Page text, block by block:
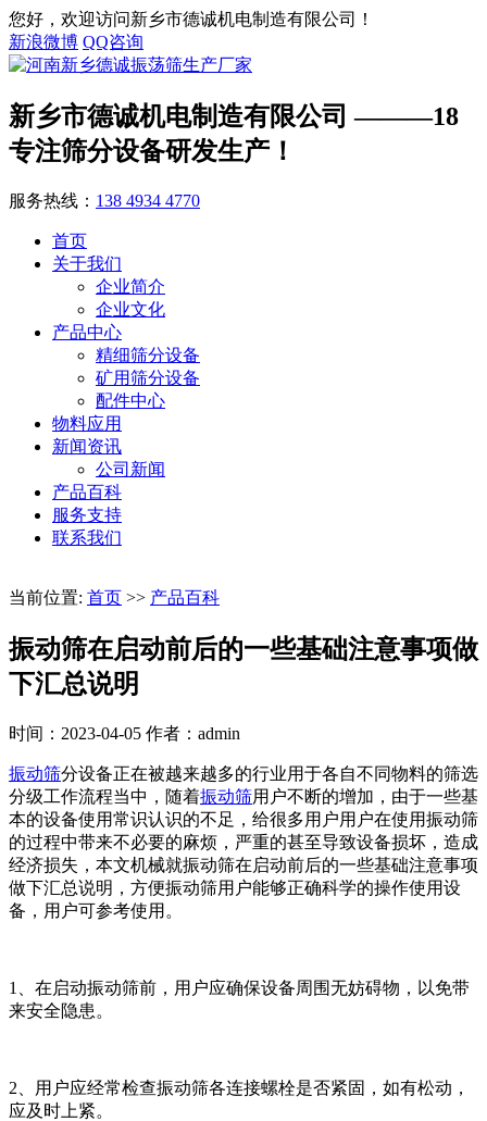
您好，欢迎访问新乡市德诚机电制造有限公司！
新浪微博 QQ咨询
新乡市德诚机电制造有限公司 ———18
专注筛分设备研发生产！
服务热线： 138 4934 4770
首页
关于我们
企业简介
企业文化
产品中心
精细筛分设备
矿用筛分设备
配件中心
物料应用
新闻资讯
公司新闻
产品百科
服务支持
联系我们
当前位置: 首页 >> 产品百科
振动筛在启动前后的一些基础注意事项做
下汇总说明
时间：2023-04-05 作者：admin
振动筛分设备正在被越来越多的行业用于各自不同物料的筛选
分级工作流程当中，随着振动筛用户不断的增加，由于一些基
本的设备使用常识认识的不足，给很多用户用户在使用振动筛
的过程中带来不必要的麻烦，严重的甚至导致设备损坏，造成
经济损失，本文机械就振动筛在启动前后的一些基础注意事项
做下汇总说明，方便振动筛用户能够正确科学的操作使用设
备，用户可参考使用。
1、在启动振动筛前，用户应确保设备周围无妨碍物，以免带
来安全隐患。
2、用户应经常检查振动筛各连接螺栓是否紧固，如有松动，
应及时上紧。